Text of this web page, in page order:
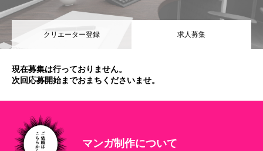
クリエーター登録 求人募集
現在募集は行っておりません。
次回応募開始までおまちくださいませ。
マンガ制作について